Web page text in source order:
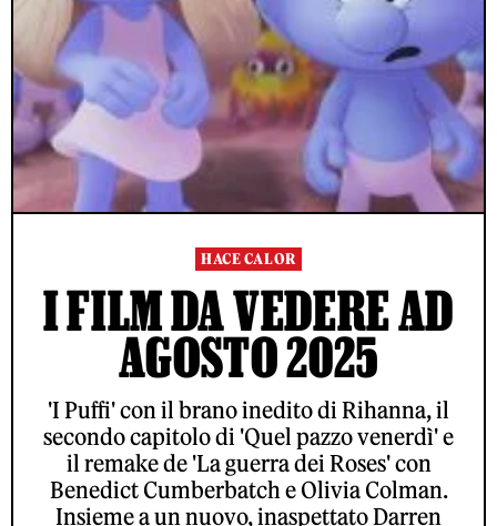
HACE CALOR
I FILM DA VEDERE AD
AGOSTO 2025
'I Puffi' con il brano inedito di Rihanna, il
secondo capitolo di 'Quel pazzo venerdì' e
il remake de 'La guerra dei Roses' con
Benedict Cumberbatch e Olivia Colman.
Insieme a un nuovo, inaspettato Darren